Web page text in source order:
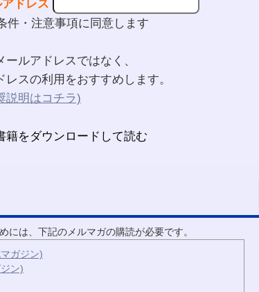
ドレス
件・注意事項に同意します
ルアドレスではなく、
スの利用をおすすめします。
説明はコチラ)
には、下記のメルマガの購読が必要です。
ガジン)
ン)